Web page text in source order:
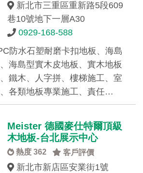
新北市三重區重新路5段609
巷10號地下一層A30
0929-168-588
防水石塑耐磨卡扣地板、海島
海島型實木皮地板、實木地板
鐵木、人字拼、樓梯施工、室
各類地板專業施工、責任…
Meister 德國麥仕特爾頂級
木地板-台北展示中心
熱度 362 客戶評價
新北市新店區安業街1號